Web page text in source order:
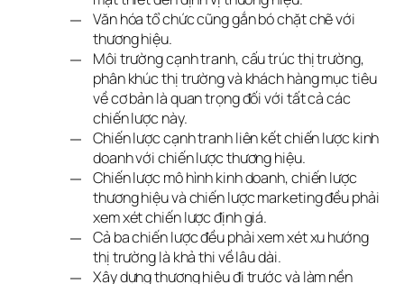
Văn hóa tổ chức cũng gắn bó chặt chẽ với
thương hiệu.
Môi trường cạnh tranh, cấu trúc thị trường,
phân khúc thị trường và khách hàng mục tiêu
về cơ bản là quan trọng đối với tất cả các
chiến lược này.
Chiến lược cạnh tranh liên kết chiến lược kinh
doanh với chiến lược thương hiệu.
Chiến lược mô hình kinh doanh, chiến lược
thương hiệu và chiến lược marketing đều phải
xem xét chiến lược định giá.
Cả ba chiến lược đều phải xem xét xu hướng
thị trường là khả thi về lâu dài.
Xây dựng thương hiệu đi trước và làm nền